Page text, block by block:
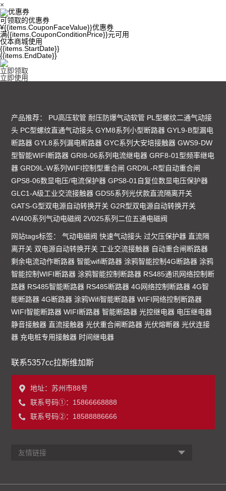
×
优惠券
可领取的优惠券
¥{{items.CouponFaceValue}}优惠券
满{{items.CouponConditionPrice}}元可用
仅本商城使用
{{items.StartDate}}
{{items.EndDate}}
立即领取
立即使用
产品推荐： PU高压软管 耐压防爆气动软管 PL型螺纹二通气动接
头 PC型螺纹直通气动接头 GYM8系列小型断路器 GYL9-B型漏电
断路器 GYL8系列漏电断路器 GYC系列大安培接触器 GWS9-DW
型智能WIFI断路器 GRI8-06系列电流继电器 GRF8-01型频率继电
器 GRD9L-W系列WIFI控制型重合闸 GRD9L-R型自动重合闸
GPS8-06数显电压/电流保护器 GPS8-01自复位数显电压保护器
GLC1-A级工业交流接触器 GDS5系列光伏款直流隔离开关
GATS-G型双电源自动转换开关 G2R型双电源自动转换开关
4V400系列气动电磁阀 2V025系列二位五通电磁阀
网站tags标签：气动电磁阀 快速气动接头 过欠压保护器 直流隔
离开关 双电源自动转换开关 工业交流接触器 自动重合闸断路器
剩余电流动作断路器 智能wifi断路器 涂鸦智能控制4G断路器 涂鸦
智能控制WIFI断路器 涂鸦智能控制断路器 RS485通讯网络控制断
路器 RS485智能断路器 RS485断路器 4G网络控制断路器 4G智
能断路器 4G断路器 涂鸦Wifi智能断路器 WIFI网络控制断路器
WIFI智能断路器 WIFI断路器 智能断路器 光控继电器 电压继电器
静音接触器 直流接触器 光伏重合闸断路器 光伏熔断器 光伏连接
器 充电桩专用接触器 时间继电器
联系5357cc拉斯维加斯
地址：苏州市88号
联系号码①：15866668888
联系号码②：18588886666
友情链接